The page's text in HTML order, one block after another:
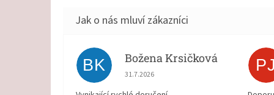
BK Božena Krsičková
Hodnocení obchodu je 5 z 5 hvězdiček.
31.7.2026
PJ